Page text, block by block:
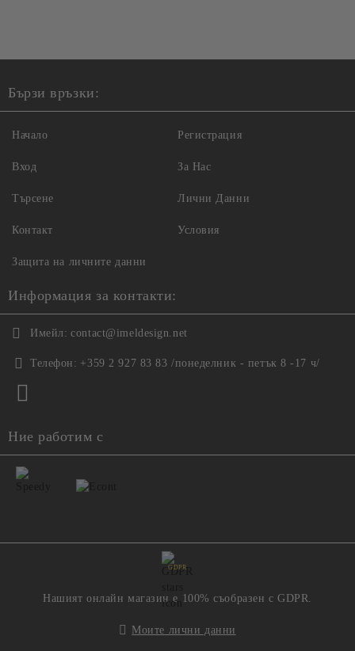
Бързи връзки:
Начало
Вход
Търсене
Контакт
Регистрация
За Нас
Лични Данни
Условия
Защита на личните данни
Информация за контакти:
Имейл: contact@imeldesign.net
Телефон: +359 2 927 83 83 /понеделник - петък 8 -17 ч/
Ние работим с
GDPR
Нашият онлайн магазин е 100% съобразен с GDPR.
Моите лични данни